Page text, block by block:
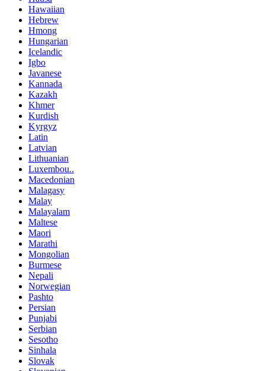
Hawaiian
Hebrew
Hmong
Hungarian
Icelandic
Igbo
Javanese
Kannada
Kazakh
Khmer
Kurdish
Kyrgyz
Latin
Latvian
Lithuanian
Luxembou..
Macedonian
Malagasy
Malay
Malayalam
Maltese
Maori
Marathi
Mongolian
Burmese
Nepali
Norwegian
Pashto
Persian
Punjabi
Serbian
Sesotho
Sinhala
Slovak